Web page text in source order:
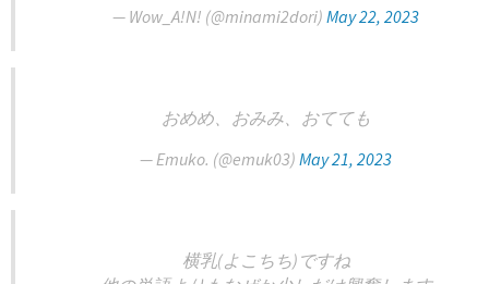
— Wow_A!N! (@minami2dori) May 22, 2023
おめめ、おみみ、おてても
— Emuko. (@emuk03) May 21, 2023
横乳(よこちち)ですね